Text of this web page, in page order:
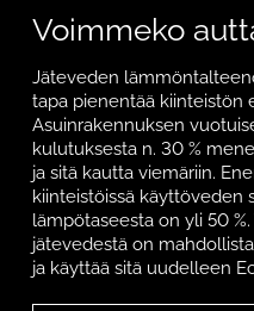
Voimmeko
Jäteveden
tapa pienentää kiinteistön
Asuinrakennuksen
kulutuksesta n. 30 %
ja sitä kautta viemäriin.
kiinteistöissä käyttöveden
lämpötaseesta on yli 50
jätevedestä on
ja käyttää sitä uudelleen